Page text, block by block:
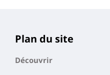
Plan du site
Découvrir